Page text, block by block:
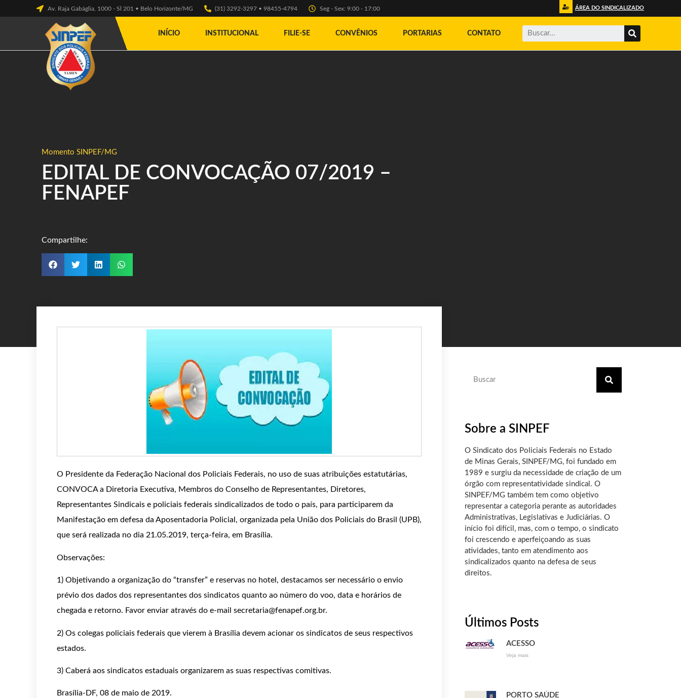
Av. Raja Gabáglia, 1000 - Sl 201 • Belo Horizonte/MG (31) 3292-3297 • 98455-4794 Seg - Sex: 9:00 - 17:00 ÁREA DO SINDICALIZADO
INÍCIO INSTITUCIONAL FILIE-SE CONVÊNIOS PORTARIAS CONTATO
Momento SINPEF/MG
EDITAL DE CONVOCAÇÃO 07/2019 –
FENAPEF
Compartilhe:
O Presidente da Federação Nacional dos Policiais Federais, no uso de suas atribuições estatutárias,
CONVOCA a Diretoria Executiva, Membros do Conselho de Representantes, Diretores,
Representantes Sindicais e policiais federais sindicalizados de todo o país, para participarem da
Manifestação em defesa da Aposentadoria Policial, organizada pela União dos Policiais do Brasil (UPB),
que será realizada no dia 21.05.2019, terça-feira, em Brasília.
Observações:
1) Objetivando a organização do “transfer” e reservas no hotel, destacamos ser necessário o envio
prévio dos dados dos representantes dos sindicatos quanto ao número do voo, data e horários de
chegada e retorno. Favor enviar através do e-mail secretaria@fenapef.org.br.
2) Os colegas policiais federais que vierem à Brasília devem acionar os sindicatos de seus respectivos
estados.
3) Caberá aos sindicatos estaduais organizarem as suas respectivas comitivas.
Brasília-DF, 08 de maio de 2019.
Sobre a SINPEF
O Sindicato dos Policiais Federais no Estado
de Minas Gerais, SINPEF/MG, foi fundado em
1989 e surgiu da necessidade de criação de um
órgão com representatividade sindical. O
SINPEF/MG também tem como objetivo
representar a categoria perante as autoridades
Administrativas, Legislativas e Judiciárias. O
início foi difícil, mas, com o tempo, o sindicato
foi crescendo e aperfeiçoando as suas
atividades, tanto em atendimento aos
sindicalizados quanto na defesa de seus
direitos.
Últimos Posts
ACESSO
Veja mais
PORTO SAÚDE